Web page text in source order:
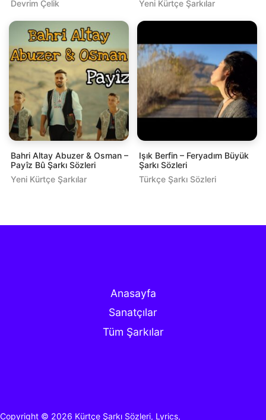
Devrim Çelik
Yeni Kürtçe Şarkılar
Bahri Altay Abuzer & Osman –
Payîz Bû Şarkı Sözleri
Yeni Kürtçe Şarkılar
Işık Berfin – Feryadım Büyük
Şarkı Sözleri
Türkçe Şarkı Sözleri
Anasayfa
Sanatçılar
Tüm Şarkılar
Copyright © 2026 Kürtçe Şarkı Sözleri, Lyrics,